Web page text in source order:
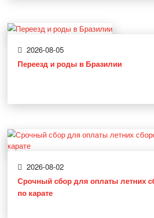
2026-08-05
Переезд и роды в Бразилии
2026-08-02
Срочный сбор для оплаты летних
по карате